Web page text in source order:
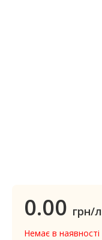
0.00 грн/л
Немає в наявності